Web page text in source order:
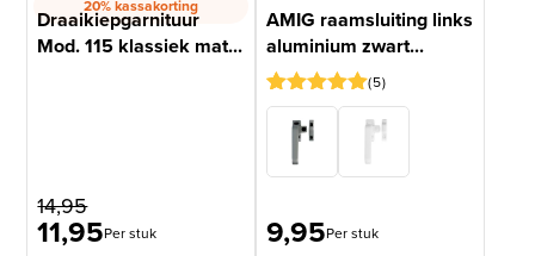
20% kassakorting
Draaikiepgarnituur
Mod. 115 klassiek mat...
14,95
11,95Per stuk
AMIG raamsluiting links
aluminium zwart...
Gewaardeerd
op 5
gebaseerd
5
5
9,95Per stuk